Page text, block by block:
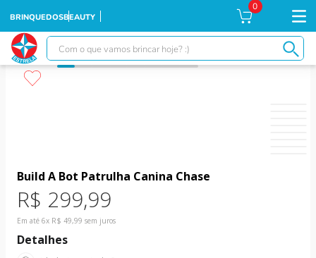
BRINQUEDOSBEAUTY
0
Com o que vamos brincar hoje? :)
Build A Bot Patrulha Canina Chase
R$ 299,99
Em até 6x R$ 49,99 sem juros
Detalhes
moranguinho